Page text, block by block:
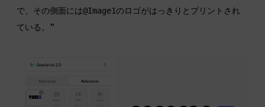
で、その側面には@Image1のロゴがはっきりとプリントされ
ている。”